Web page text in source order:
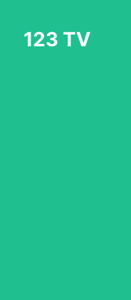
content123 TV